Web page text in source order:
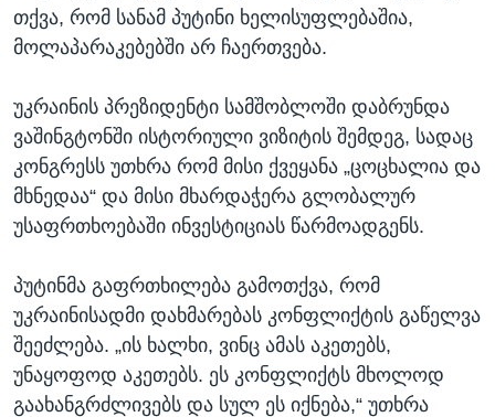
თქვა, რომ სანამ პუტინი ხელისუფლებაშია,
მოლაპარაკებებში არ ჩაერთვება.
უკრაინის პრეზიდენტი სამშობლოში დაბრუნდა
ვაშინგტონში ისტორიული ვიზიტის შემდეგ, სადაც
კონგრესს უთხრა რომ მისი ქვეყანა „ცოცხალია და
მხნედაა“ და მისი მხარდაჭერა გლობალურ
უსაფრთხოებაში ინვესტიციას წარმოადგენს.
პუტინმა გაფრთხილება გამოთქვა, რომ
უკრაინისადმი დახმარებას კონფლიქტის გაწელვა
შეეძლება. „ის ხალხი, ვინც ამას აკეთებს,
უნაყოფოდ აკეთებს. ეს კონფლიქტს მხოლოდ
გაახანგრძლივებს და სულ ეს იქნება,“ უთხრა